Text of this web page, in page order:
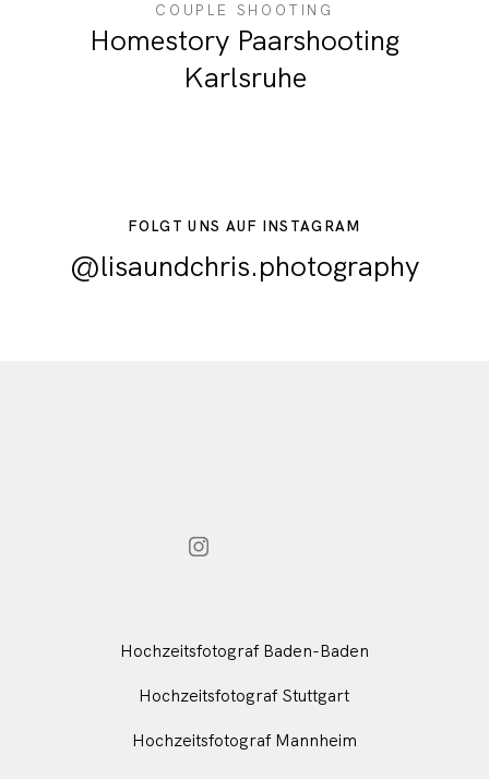
COUPLE SHOOTING
Homestory Paarshooting
Karlsruhe
FOLGT UNS AUF INSTAGRAM
@lisaundchris.photography
Hochzeitsfotograf Baden-Baden
Hochzeitsfotograf Stuttgart
Hochzeitsfotograf Mannheim